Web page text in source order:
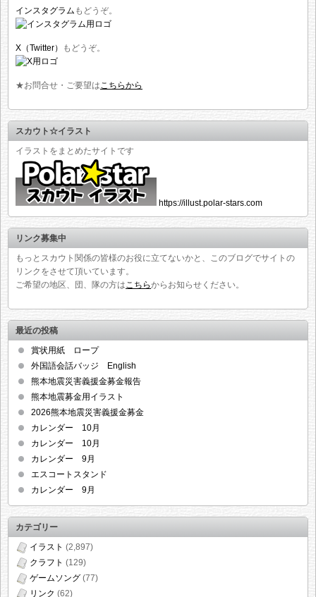
インスタグラム もどうぞ。
X（Twitter） もどうぞ。
★お問合せ・ご要望はこちらから
スカウト☆イラスト
イラストをまとめたサイトです
https://illust.polar-stars.com
リンク募集中
もっとスカウト関係の皆様のお役に立てないかと、このブログでサイトの
リンクをさせて頂いています。
ご希望の地区、団、隊の方はこちらからお知らせください。
最近の投稿
賞状用紙 ロープ
外国語会話バッジ English
熊本地震災害義援金募金報告
熊本地震募金用イラスト
2026熊本地震災害義援金募金
カレンダー 10月
カレンダー 10月
カレンダー 9月
エスコートスタンド
カレンダー 9月
カテゴリー
イラスト (2,897)
クラフト (129)
ゲームソング (77)
リンク (62)